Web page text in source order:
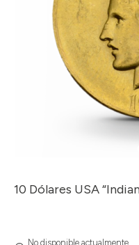
10 Dólares USA
No disponible actualmente